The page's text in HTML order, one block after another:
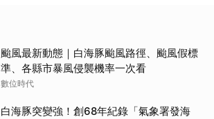
颱風最新動態｜白海豚颱風路徑、颱風假標
準、各縣市暴風侵襲機率一次看
數位時代
白海豚突變強！創68年紀錄「氣象署發海